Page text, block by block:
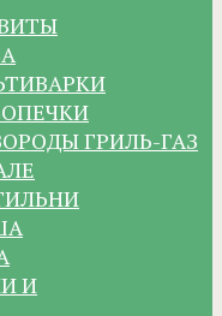
ГРИЛЬ-ГАЗ
И